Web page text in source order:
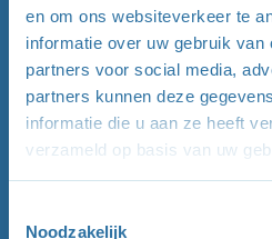
en om ons websiteverkeer te
informatie over uw gebruik van
partners voor social media,
partners kunnen deze
informatie die u aan ze heeft
verzameld op basis van uw
Noodzakelijk